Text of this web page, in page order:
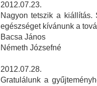
2012.07.23.
Nagyon tetszik a kiállítás.
egészséget kívánunk a
Bacsa János
Németh Józsefné
2012.07.28.
Gratulálunk a